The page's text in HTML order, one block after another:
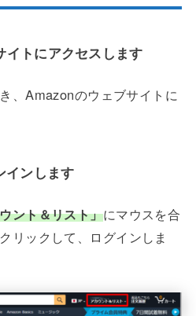
トにアクセスします
、Amazonのウェブサイトに
インします
ント＆リスト」にマウスを合
リックして、ログインしま